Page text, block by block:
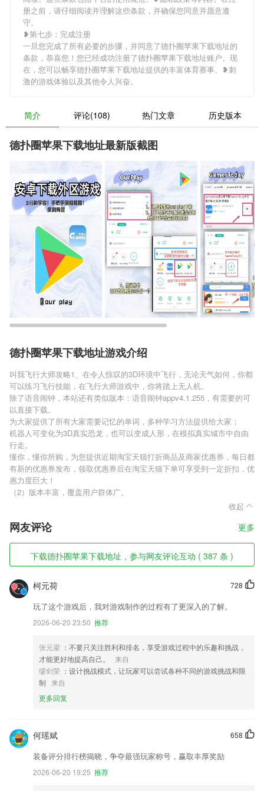
册之前，请仔细阅读并理解这些条款，并确保您同意并愿意遵
守。
❥第七步：完成注册
一旦您完成了所有必要的步骤，并同意了德扑圈苹果下载地址的
条款，恭喜您！您已经成功注册了德扑圈苹果下载地址账户。现
在，您可以畅享德扑圈苹果下载地址提供的丰富体育赛事、❥刺
激的游戏体验以及其他令人兴奋。
简介 评论(108) 热门文章 历史版本
德扑圈苹果下载地址最新版截图
德扑圈苹果下载地址游戏介绍
叫我飞行大师攻略1、在令人惊叹的3D环境中飞行，无论天气如何，你都
可以练习飞行技能，在飞行大师游戏中，你将踏上无人机。
除了语音闹钟，本站还有类似版本：语音闹钟appv4.1.255，有需要的可
以直接下载。
为大家提供了所有大家需要记忆的单词，多种学习方法提供给大家；
机器人可变化为3D真实恐龙，也可以变成人形，在模拟真实城市中自由
行走。
懂你，懂你所购，为您提供近期淘宝天猫打折商品及商家优惠券，每日都
有新的优惠券发布，领取优惠券后在淘宝天猫下单可享受到一定折扣，优
惠力度巨大！
（2）版本丰富，覆盖用户群体广。
收起
网友评论 更多
下载德扑圈苹果下载地址，参与网友评论互动 ( 387 条 )
728
柯元荷
玩了这个游戏后，我对游戏制作的过程有了更深入的了解。
2026-06-20 23:50 推荐
张元梁 ：不要只关注胜利和排名，享受游戏过程中的乐趣和挑战，
才能更好地提高自己。
来自
缪剑荣 ：设计挑战模式，让玩家可以尝试各种不同的游戏挑战和限
制 来自
更多回复
658
何瑶斌
装备评分排行榜揭晓，争夺最强玩家称号，赢取丰厚奖励
2026-06-20 19:25 推荐